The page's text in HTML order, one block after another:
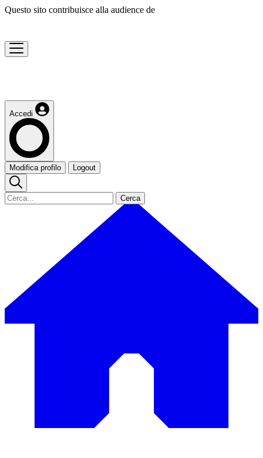
Questo sito contribuisce alla audience de
Accedi
Modifica profilo Logout
Cerca